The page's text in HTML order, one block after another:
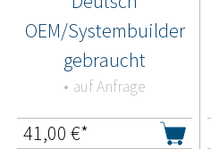
OEM/Systembuilder
gebraucht
auf Anfrage
41,00 €*